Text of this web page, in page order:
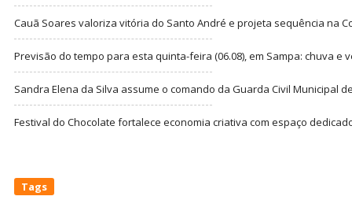
Cauã Soares valoriza vitória do Santo André e projeta sequência na
Previsão do tempo para esta quinta-feira (06.08), em Sampa: chuva e
Sandra Elena da Silva assume o comando da Guarda Civil Municipal
Festival do Chocolate fortalece economia criativa com espaço
Tags